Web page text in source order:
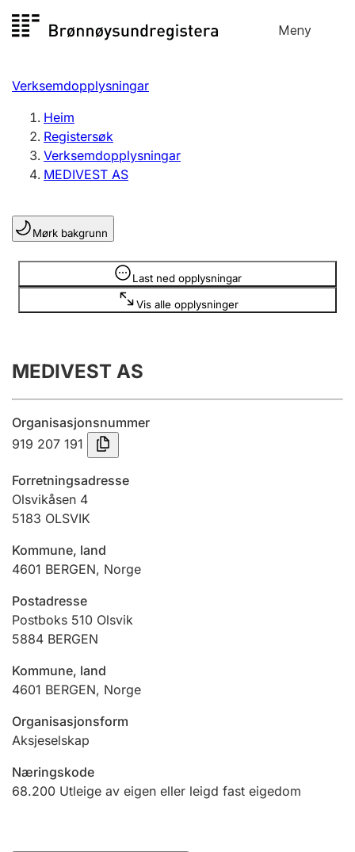
til
Meny
Registersøk
Aksjeselskap
Enkeltpersonføretak
Registrere, endre, slette
Lag og foreining
Registrere, endre, slette
Årsrekneskap
Innsending og forseinkingsgebyr
Tinglysing
Jeger
Ektepaktrettleiaren
Verksemdopplysningar
Heim
Registersøk
Verksemdopplysningar
MEDIVEST AS
Mørk bakgrunn
Last ned opplysningar
Vis alle opplysninger
Opplysninger er skjult
MEDIVEST AS
Organisasjonsnummer
919 207 191
Forretningsadresse
Olsvikåsen 4
5183 OLSVIK
Kommune, land
4601 BERGEN, Norge
Postadresse
Postboks 510 Olsvik
5884 BERGEN
Kommune, land
4601 BERGEN, Norge
Organisasjonsform
Aksjeselskap
Næringskode
68.200 Utleige av eigen eller leigd fast eigedom